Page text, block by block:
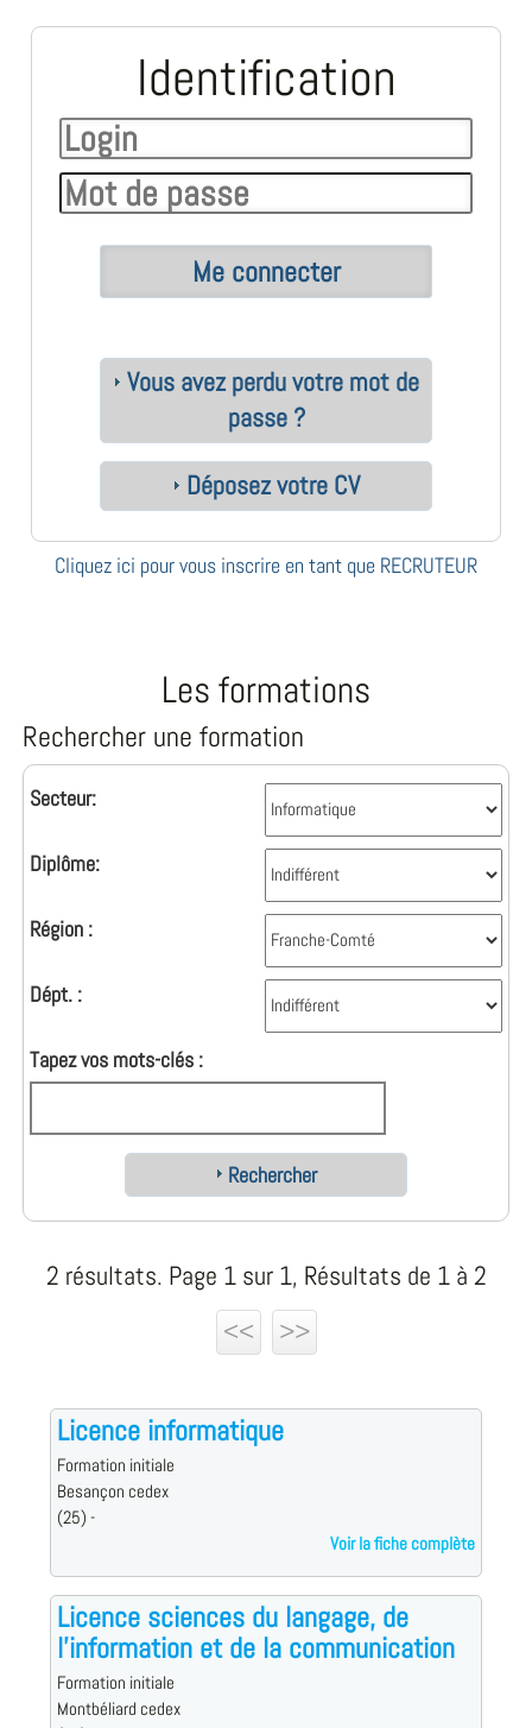
Identification
Vous avez perdu votre mot de
passe ?
Déposez votre CV
Cliquez ici pour vous inscrire en tant que RECRUTEUR
Les formations
Rechercher une formation
Secteur:
Diplôme:
Région :
Dépt. :
Tapez vos mots-clés :
Rechercher
2 résultats. Page 1 sur 1, Résultats de 1 à 2
<<
>>
Licence informatique
Formation initiale
Besançon cedex
(25) -
Voir la fiche complète
Licence sciences du langage, de
l'information et de la communication
Formation initiale
Montbéliard cedex